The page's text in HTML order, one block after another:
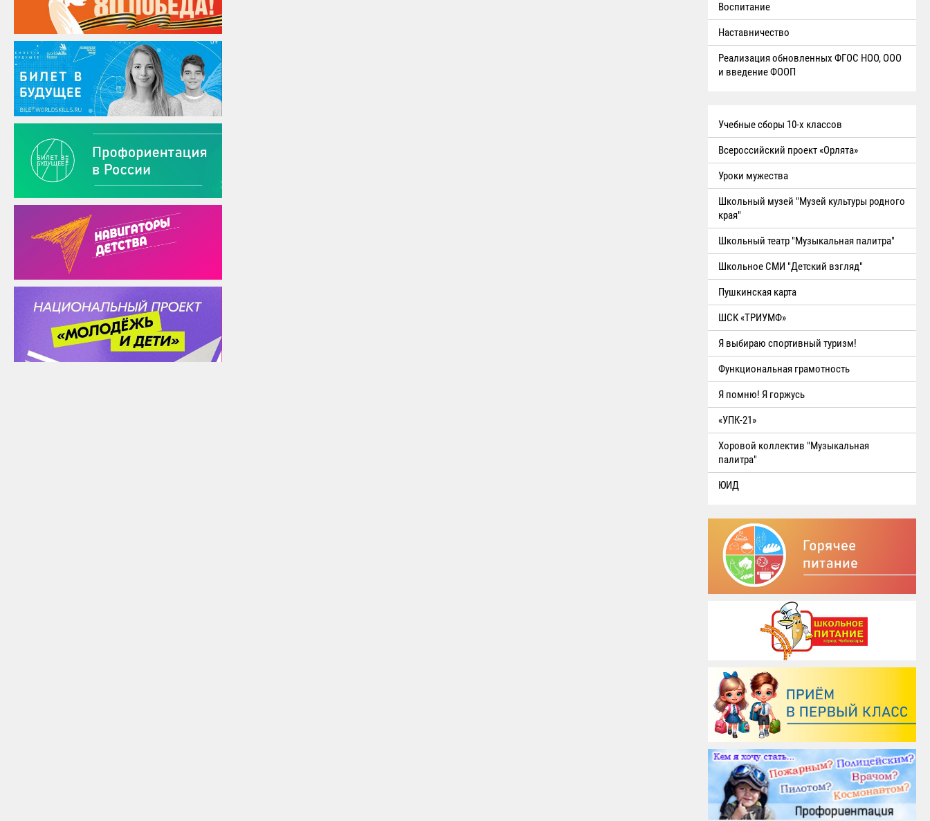
Воспитание
Наставничество
Реализация обновленных ФГОС НОО, ООО
и введение ФООП
Учебные сборы 10-х классов
Всероссийский проект «Орлята»
Уроки мужества
Школьный музей "Музей культуры родного
края"
Школьный театр "Музыкальная палитра"
Школьное СМИ "Детский взгляд"
Пушкинская карта
ШСК «ТРИУМФ»
Я выбираю спортивный туризм!
Функциональная грамотность
Я помню! Я горжусь
«УПК-21»
Хоровой коллектив "Музыкальная
палитра"
ЮИД